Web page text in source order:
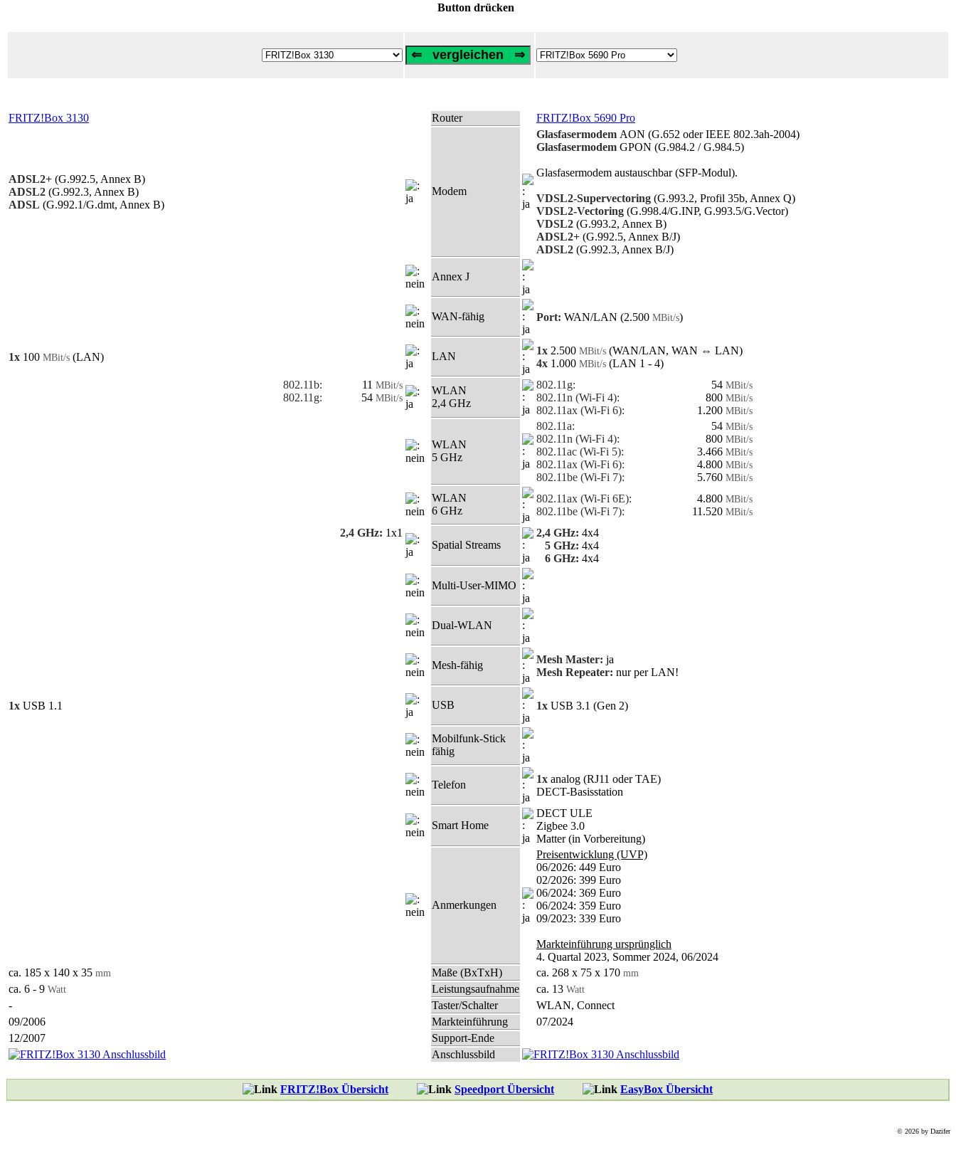
Button drücken
FRITZ!Box 3130 Router FRITZ!Box 5690 Pro
ADSL2+ (G.992.5, Annex B)
ADSL2 (G.992.3, Annex B)
ADSL (G.992.1/G.dmt, Annex B)
Modem
Glasfasermodem AON (G.652 oder IEEE 802.3ah-2004)
Glasfasermodem GPON (G.984.2 / G.984.5)
Glasfasermodem austauschbar (SFP-Modul).
VDSL2-Supervectoring (G.993.2, Profil 35b, Annex Q)
VDSL2-Vectoring (G.998.4/G.INP, G.993.5/G.Vector)
VDSL2 (G.993.2, Annex B)
ADSL2+ (G.992.5, Annex B/J)
ADSL2 (G.992.3, Annex B/J)
Annex J
WAN-fähig Port: WAN/LAN (2.500 MBit/s)
1x 100 MBit/s (LAN) LAN 1x 2.500 MBit/s (WAN/LAN, WAN ⇔ LAN)
4x 1.000 MBit/s (LAN 1 - 4)
802.11b:
11 MBit/s
802.11g: 54 MBit/s
WLAN
2,4 GHz
802.11g: 54 MBit/s
802.11n (Wi-Fi 4): 800 MBit/s
802.11ax (Wi-Fi 6): 1.200 MBit/s
WLAN
5 GHz
802.11a: 54 MBit/s
802.11n (Wi-Fi 4): 800 MBit/s
802.11ac (Wi-Fi 5): 3.466 MBit/s
802.11ax (Wi-Fi 6): 4.800 MBit/s
802.11be (Wi-Fi 7): 5.760 MBit/s
WLAN
6 GHz
802.11ax (Wi-Fi 6E): 4.800 MBit/s
802.11be (Wi-Fi 7): 11.520 MBit/s
2,4 GHz: 1x1
Spatial Streams
2,4 GHz: 4x4
5 GHz: 4x4
6 GHz: 4x4
Multi-User-MIMO
Dual-WLAN
Mesh-fähig Mesh Master: ja
Mesh Repeater: nur per LAN!
1x USB 1.1 USB 1x USB 3.1 (Gen 2)
Mobilfunk-Stick
fähig
Telefon 1x analog (RJ11 oder TAE)
DECT-Basisstation
Smart Home
DECT ULE
Zigbee 3.0
Matter (in Vorbereitung)
Anmerkungen
Preisentwicklung (UVP)
06/2026: 449 Euro
02/2026: 399 Euro
06/2024: 369 Euro
06/2024: 359 Euro
09/2023: 339 Euro
Markteinführung ursprünglich
4. Quartal 2023, Sommer 2024, 06/2024
ca. 185 x 140 x 35 mm Maße (BxTxH) ca. 268 x 75 x 170 mm
ca. 6 - 9 Watt Leistungsaufnahme ca. 13 Watt
- Taster/Schalter
WLAN, Connect
09/2006
Markteinführung
07/2024
12/2007
Support-Ende
Anschlussbild
FRITZ!Box Übersicht Speedport Übersicht EasyBox Übersicht
© 2026 by Dazifer